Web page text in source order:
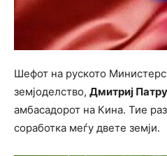
Шефот на руското
земјоделство, Дмитриј
амбасадорот на Кина. Тие
соработка меѓу двете земји.